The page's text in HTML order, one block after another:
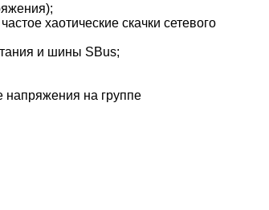
хаотические скачки сетевого
и шины SBus;
напряжения на группе